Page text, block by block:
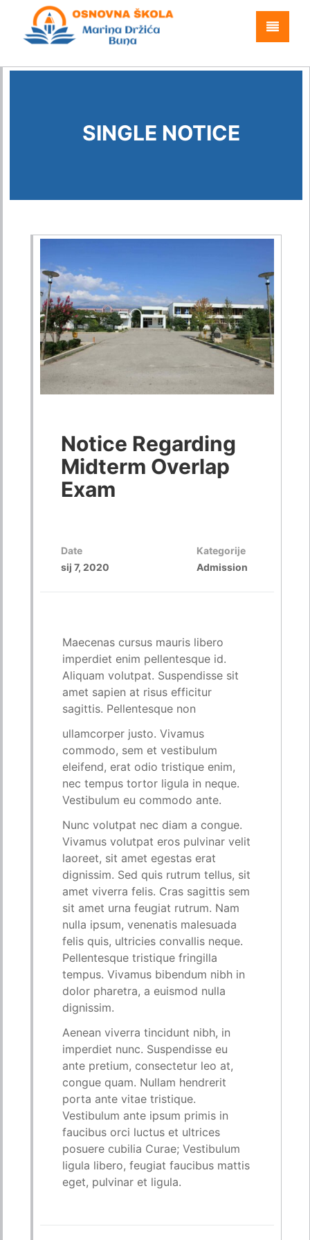
SINGLE NOTICE
Notice Regarding
Midterm Overlap
Exam
Date
sij 7, 2020
Kategorije
Admission
Maecenas cursus mauris libero
imperdiet enim pellentesque id.
Aliquam volutpat. Suspendisse sit
amet sapien at risus efficitur
sagittis. Pellentesque non
ullamcorper justo. Vivamus
commodo, sem et vestibulum
eleifend, erat odio tristique enim,
nec tempus tortor ligula in neque.
Vestibulum eu commodo ante.
Nunc volutpat nec diam a congue.
Vivamus volutpat eros pulvinar velit
laoreet, sit amet egestas erat
dignissim. Sed quis rutrum tellus, sit
amet viverra felis. Cras sagittis sem
sit amet urna feugiat rutrum. Nam
nulla ipsum, venenatis malesuada
felis quis, ultricies convallis neque.
Pellentesque tristique fringilla
tempus. Vivamus bibendum nibh in
dolor pharetra, a euismod nulla
dignissim.
Aenean viverra tincidunt nibh, in
imperdiet nunc. Suspendisse eu
ante pretium, consectetur leo at,
congue quam. Nullam hendrerit
porta ante vitae tristique.
Vestibulum ante ipsum primis in
faucibus orci luctus et ultrices
posuere cubilia Curae; Vestibulum
ligula libero, feugiat faucibus mattis
eget, pulvinar et ligula.